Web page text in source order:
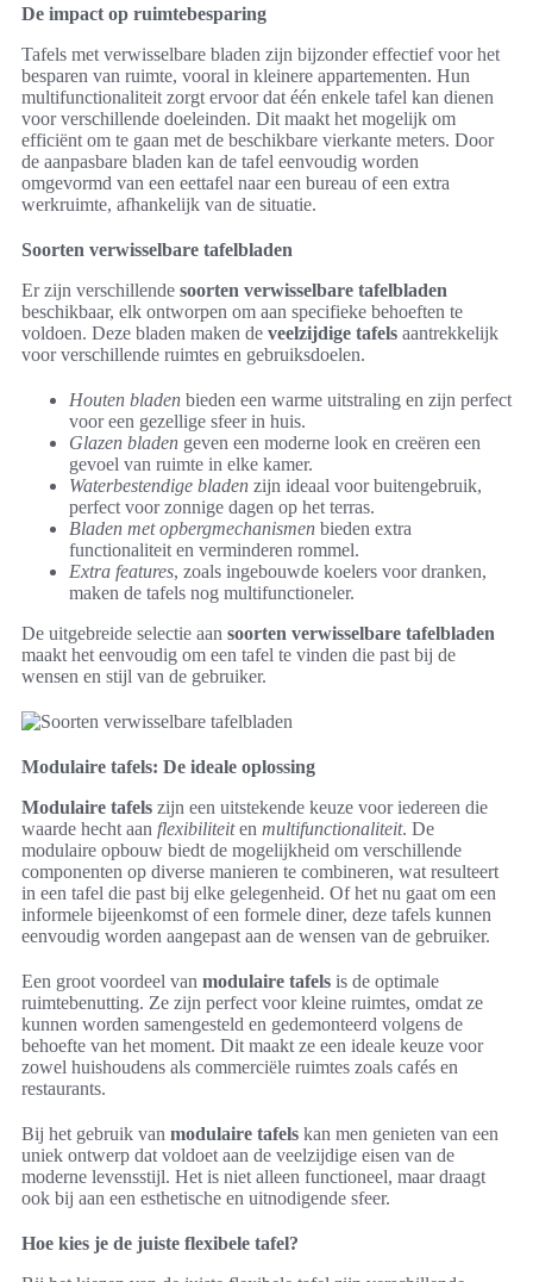
De impact op ruimtebesparing
Tafels met verwisselbare bladen zijn bijzonder effectief voor het
besparen van ruimte, vooral in kleinere appartementen. Hun
multifunctionaliteit zorgt ervoor dat één enkele tafel kan dienen
voor verschillende doeleinden. Dit maakt het mogelijk om
efficiënt om te gaan met de beschikbare vierkante meters. Door
de aanpasbare bladen kan de tafel eenvoudig worden
omgevormd van een eettafel naar een bureau of een extra
werkruimte, afhankelijk van de situatie.
Soorten verwisselbare tafelbladen
Er zijn verschillende soorten verwisselbare tafelbladen
beschikbaar, elk ontworpen om aan specifieke behoeften te
voldoen. Deze bladen maken de veelzijdige tafels aantrekkelijk
voor verschillende ruimtes en gebruiksdoelen.
Houten bladen bieden een warme uitstraling en zijn perfect
voor een gezellige sfeer in huis.
Glazen bladen geven een moderne look en creëren een
gevoel van ruimte in elke kamer.
Waterbestendige bladen zijn ideaal voor buitengebruik,
perfect voor zonnige dagen op het terras.
Bladen met opbergmechanismen bieden extra
functionaliteit en verminderen rommel.
Extra features, zoals ingebouwde koelers voor dranken,
maken de tafels nog multifunctioneler.
De uitgebreide selectie aan soorten verwisselbare tafelbladen
maakt het eenvoudig om een tafel te vinden die past bij de
wensen en stijl van de gebruiker.
Modulaire tafels: De ideale oplossing
Modulaire tafels zijn een uitstekende keuze voor iedereen die
waarde hecht aan flexibiliteiten multifunctionaliteit. De
modulaire opbouw biedt de mogelijkheid om verschillende
componenten op diverse manieren te combineren, wat resulteert
in een tafel die past bij elke gelegenheid. Of het nu gaat om een
informele bijeenkomst of een formele diner, deze tafels kunnen
eenvoudig worden aangepast aan de wensen van de gebruiker.
Een groot voordeel van modulaire tafels is de optimale
ruimtebenutting. Ze zijn perfect voor kleine ruimtes, omdat ze
kunnen worden samengesteld en gedemonteerd volgens de
behoefte van het moment. Dit maakt ze een ideale keuze voor
zowel huishoudens als commerciële ruimtes zoals cafés en
restaurants.
Bij het gebruik van modulaire tafels kan men genieten van een
uniek ontwerp dat voldoet aan de veelzijdige eisen van de
moderne levensstijl. Het is niet alleen functioneel, maar draagt
ook bij aan een esthetische en uitnodigende sfeer.
Hoe kies je de juiste flexibele tafel?